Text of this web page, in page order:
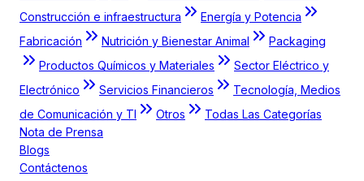
Construcción e infraestructura
Energía y Potencia
Fabricación
Nutrición y Bienestar Animal
Packaging
Productos Químicos y Materiales
Sector Eléctrico y
Electrónico
Servicios Financieros
Tecnología, Medios
de Comunicación y TI
Otros
Todas Las Categorías
Nota de Prensa
Blogs
Contáctenos